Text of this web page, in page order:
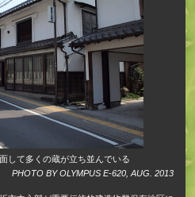
して多くの蔵が立ち並んでいる
PHOTO BY OLYMPUS E-620, AUG. 2013